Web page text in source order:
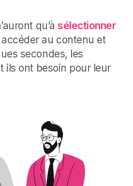
qu’à sélectionner
au contenu et
secondes, les
ils ont besoin pour leur